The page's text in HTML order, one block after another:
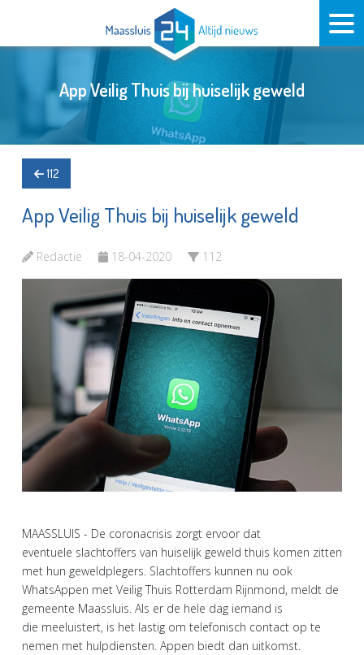
App Veilig Thuis bij huiselijk geweld
112
App Veilig Thuis bij huiselijk geweld
Redactie 18-04-2020 112
MAASSLUIS - De coronacrisis zorgt ervoor dat
eventuele slachtoffers van huiselijk geweld thuis komen zitten
met hun geweldplegers. Slachtoffers kunnen nu ook
WhatsAppen met Veilig Thuis Rotterdam Rijnmond, meldt de
gemeente Maassluis. Als er de hele dag iemand is
die meeluistert, is het lastig om telefonisch contact op te
nemen met hulpdiensten. Appen biedt dan uitkomst.